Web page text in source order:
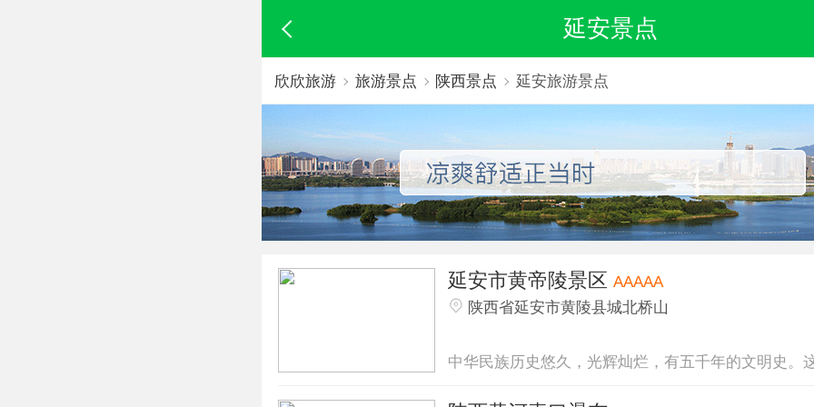
延安景点
欣欣旅游 旅游景点 陕西景点 延安旅游景点
延安市黄帝陵景区AAAAA
陕西省延安市黄陵县城北桥山
中华民族历史悠久，光辉灿烂，有五千年的文明史。